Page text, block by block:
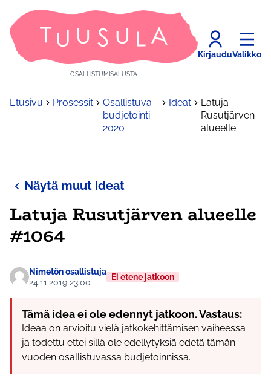
OSALLISTUMISALUSTA
KirjauduValikko
Etusivu Prosessit
Osallistuva
budjetointi
2020
Ideat
Latuja
Rusutjärven
alueelle
Näytä muut ideat
Latuja Rusutjärven alueelle
#1064
Nimetön osallistuja
24.11.2019 23:00
Ei etene jatkoon
Tämä idea ei ole edennyt jatkoon. Vastaus:
Ideaa on arvioitu vielä jatkokehittämisen vaiheessa
ja todettu ettei sillä ole edellytyksiä edetä tämän
vuoden osallistuvassa budjetoinnissa.